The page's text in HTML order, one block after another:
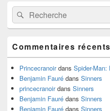
Zone
principale
de
widget
barre
latérale
Recherche :Rechercher
Commentaires récents
Princecranoirdans Spider-Man:
Benjamin Fauré dans Sinners
princecranoirdans Sinners
Benjamin Fauré dans Sinners
Benjamin Fauré dans Sinners